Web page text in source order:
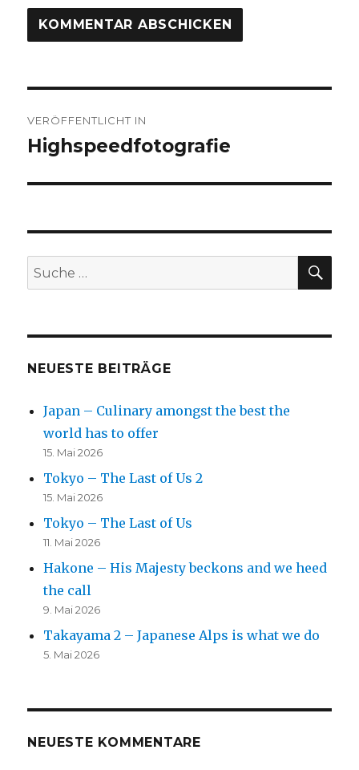
VERÖFFENTLICHT IN
Highspeedfotografie
Suche
nach:
NEUESTE BEITRÄGE
Japan – Culinary amongst the best the
world has to offer
15. Mai 2026
Tokyo – The Last of Us 2
15. Mai 2026
Tokyo – The Last of Us
11. Mai 2026
Hakone – His Majesty beckons and we heed
the call
9. Mai 2026
Takayama 2 – Japanese Alps is what we do
5. Mai 2026
NEUESTE KOMMENTARE